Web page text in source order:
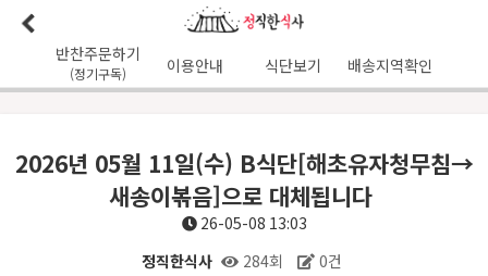
반찬주문하기
(정기구독) 이용안내 식단보기 배송지역확인
식단사진 1:1문의 공지사항 이달의식단 다음달식단
오전7시 이전 배송 보장 (새벽배송 가능지역)
2026년 05월 11일(수) B식단[해초유자청무침→
새송이볶음]으로 대체됩니다 ​
26-05-08 13:03
정직한식사
284회 0건